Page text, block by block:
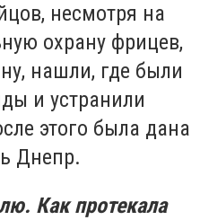
несмотря на
охрану фрицев,
нашли, где были
и устранили
этого была дана
Днепр.
Как протекала